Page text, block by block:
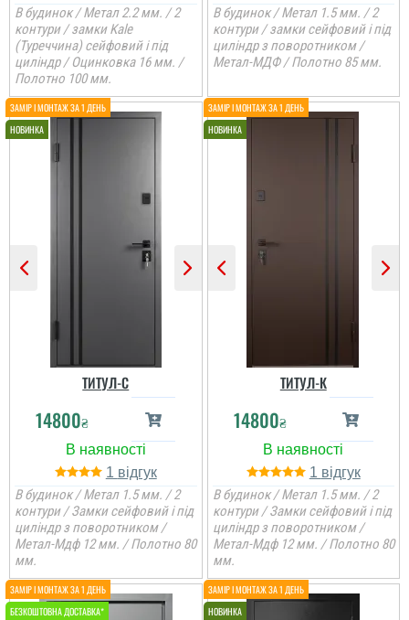
В будинок / Метал 2.2 мм. / 2
контури / замки Kale
(Туреччина) сейфовий і під
циліндр / Оцинковка 16 мм. /
Полотно 100 мм.
В будинок / Метал 1.5 мм. / 2
контури / замки сейфовий і під
циліндр з поворотником /
Метал-МДФ / Полотно 85 мм.
ТИТУЛ-С
14800₴
1
В будинок / Метал 1.5 мм. / 2
контури / Замки сейфовий і під
циліндр з поворотником /
Метал-Мдф 12 мм. / Полотно 80
мм.
ТИТУЛ-К
14800₴
1
В будинок / Метал 1.5 мм. / 2
контури / Замки сейфовий і під
циліндр з поворотником /
Метал-Мдф 12 мм. / Полотно 80
мм.